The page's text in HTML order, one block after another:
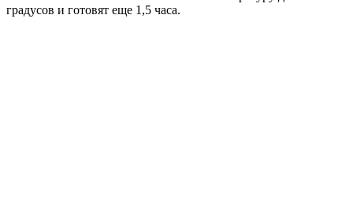
градусов и готовят еще 1,5 часа.